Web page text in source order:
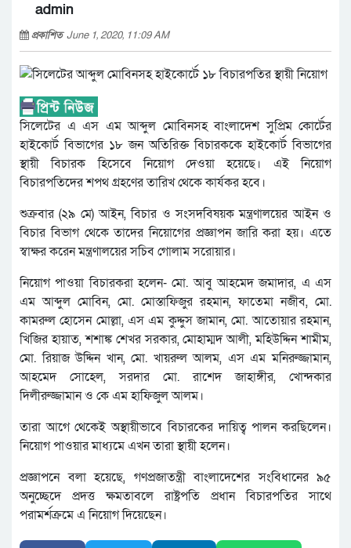
admin
প্রকাশিতJune 1, 2020, 11:09 AM
সিলেটের এ এস এম আব্দুল মোবিনসহ বাংলাদেশ সুপ্রিম কোর্টের
হাইকোর্ট বিভাগের ১৮ জন অতিরিক্ত বিচারককে হাইকোর্ট বিভাগের
স্থায়ী বিচারক হিসেবে নিয়োগ দেওয়া হয়েছে। এই নিয়োগ
বিচারপতিদের শপথ গ্রহণের তারিখ থেকে কার্যকর হবে।
শুক্রবার (২৯ মে) আইন, বিচার ও সংসদবিষয়ক মন্ত্রণালয়ের আইন ও
বিচার বিভাগ থেকে তাদের নিয়োগের প্রজ্ঞাপন জারি করা হয়। এতে
স্বাক্ষর করেন মন্ত্রণালয়ের সচিব গোলাম সরোয়ার।
নিয়োগ পাওয়া বিচারকরা হলেন- মো. আবু আহমেদ জমাদার, এ এস
এম আব্দুল মোবিন, মো. মোস্তাফিজুর রহমান, ফাতেমা নজীব, মো.
কামরুল হোসেন মোল্লা, এস এম কুদ্দুস জামান, মো. আতোয়ার রহমান,
খিজির হায়াত, শশাঙ্ক শেখর সরকার, মোহাম্মদ আলী, মহিউদ্দিন শামীম,
মো. রিয়াজ উদ্দিন খান, মো. খায়রুল আলম, এস এম মনিরুজ্জামান,
আহমেদ সোহেল, সরদার মো. রাশেদ জাহাঙ্গীর, খোন্দকার
দিলীরুজ্জামান ও কে এম হাফিজুল আলম।
তারা আগে থেকেই অস্থায়ীভাবে বিচারকের দায়িত্ব পালন করছিলেন।
নিয়োগ পাওয়ার মাধ্যমে এখন তারা স্থায়ী হলেন।
প্রজ্ঞাপনে বলা হয়েছে, গণপ্রজাতন্ত্রী বাংলাদেশের সংবিধানের ৯৫
অনুচ্ছেদে প্রদত্ত ক্ষমতাবলে রাষ্ট্রপতি প্রধান বিচারপতির সাথে
পরামর্শক্রমে এ নিয়োগ দিয়েছেন।